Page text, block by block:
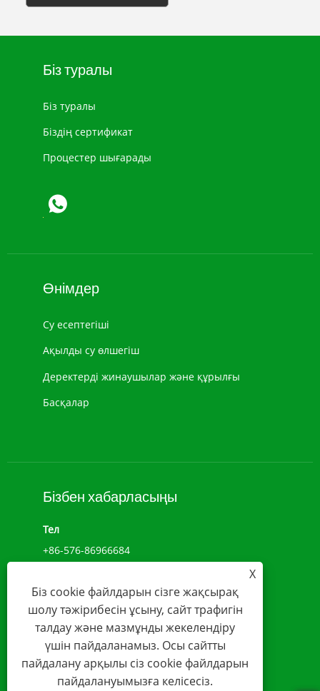
Біз туралы
Біз туралы
Біздің сертификат
Процестер шығарады
Өнімдер
Су есептегіші
Ақылды су өлшегіш
Деректерді жинаушылар және құрылғы
Басқалар
Бізбен хабарласыңы
Тел
+86-576-86966684
NO.1039, ДЖИУЛОНГ ДАҢҚЫ, ЧЕНСИ СТРЕТ,
ВЕНЛИН, ЧЖЕЦЗЯН, ҚЫТАЙ(317500)
Электрондық пошта
sales@younio.com
X
Біз cookie файлдарын сізге жақсырақ
шолу тәжірибесін ұсыну, сайт трафигін
талдау және мазмұнды жекелендіру
үшін пайдаланамыз. Осы сайтты
пайдалану арқылы сіз cookie файлдарын
пайдалануымызға келісесіз.